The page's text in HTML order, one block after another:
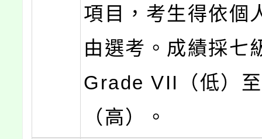
項目，考生得依個
由選考。成績採七
Grade VII（低）
（高）。